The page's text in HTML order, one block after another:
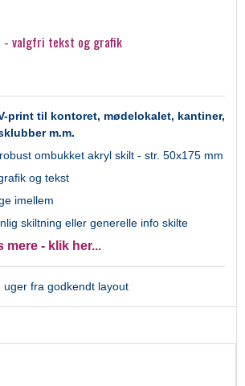
valgfri tekst og grafik
print til kontoret, mødelokalet, kantiner,
m.m.
ombukket akryl skilt - str. 50x175 mm
og tekst
imellem
skiltning eller generelle info skilte
- klik her...
uger fra godkendt layout